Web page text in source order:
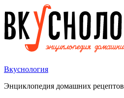
Вкуснология
Энциклопедия домашних рецептов